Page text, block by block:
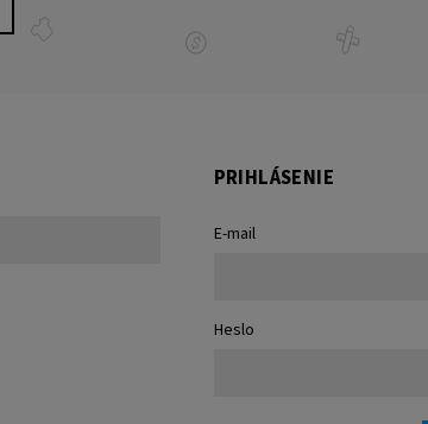
PRIHLÁSENIE
E-mail
Heslo